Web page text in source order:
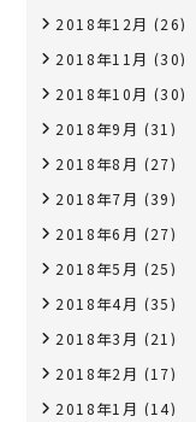
2018年12月 (26)
2018年11月 (30)
2018年10月 (30)
2018年9月 (31)
2018年8月 (27)
2018年7月 (39)
2018年6月 (27)
2018年5月 (25)
2018年4月 (35)
2018年3月 (21)
2018年2月 (17)
2018年1月 (14)